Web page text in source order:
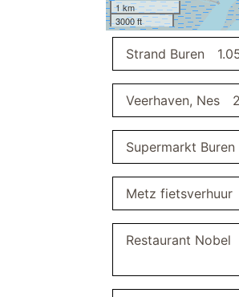
buitenruimte
wc
balkon
bezemkast
slaapkamer II
1 km
3000 ft
Strand Buren
Veerhaven, Nes
Supermarkt Buren
Metz fietsverhuur
Restaurant Nobel